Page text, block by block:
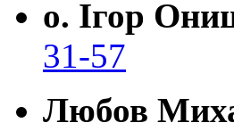
о. Ігор
31-57
Любов